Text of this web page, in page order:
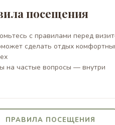
посещения
с правилами перед
сделать отдых
на частые вопросы — внутри
ПРАВИЛА ПОСЕЩЕНИЯ